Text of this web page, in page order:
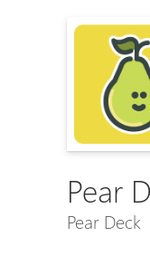
Pear
Pear Deck